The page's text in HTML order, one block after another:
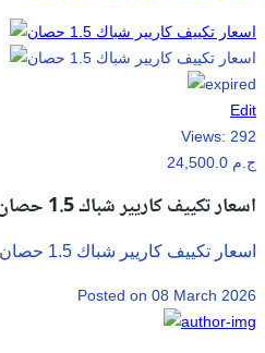
Edit
Views: 292
24,500.0 ج.م
اسعار تكييف كاريير شباك 1.5 حصان
اسعار تكييف كاريير شباك 1.5 حصان
Posted on 08 March 2026